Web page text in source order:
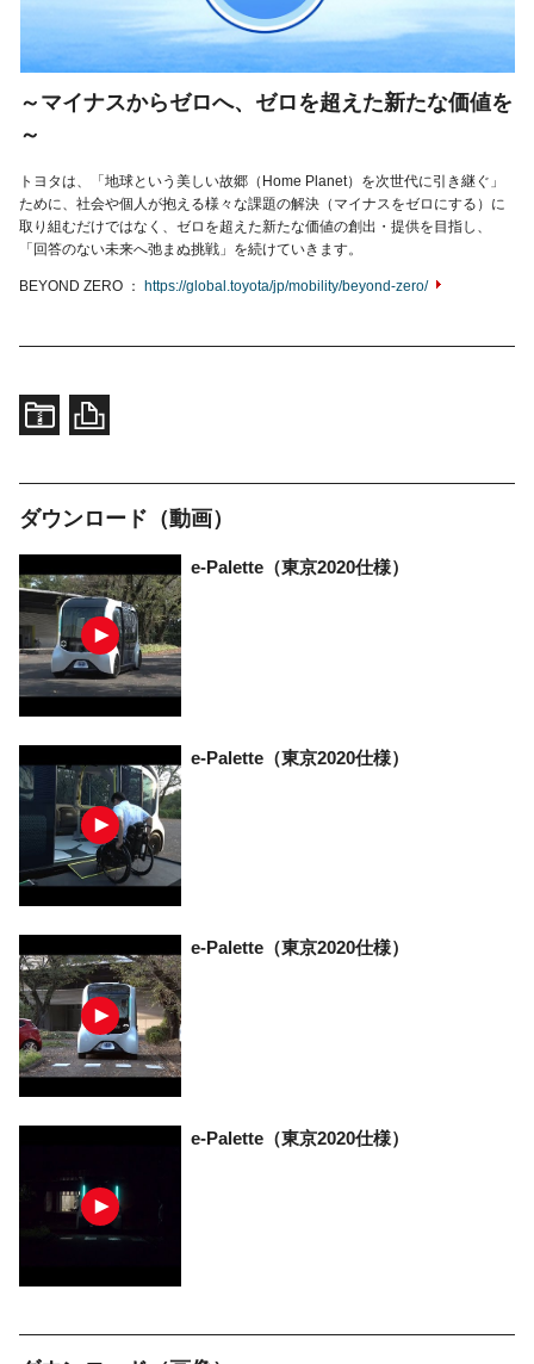
～マイナスからゼロへ、ゼロを超えた新たな価値を
～
トヨタは、「地球という美しい故郷（Home Planet）を次世代に引き継ぐ」
ために、社会や個人が抱える様々な課題の解決（マイナスをゼロにする）に
取り組むだけではなく、ゼロを超えた新たな価値の創出・提供を目指し、
「回答のない未来へ弛まぬ挑戦」を続けていきます。
BEYOND ZERO https://global.toyota/jp/mobility/beyond-zero/
ダウンロード（動画）
e-Palette（東京2020仕様）
e-Palette（東京2020仕様）
e-Palette（東京2020仕様）
e-Palette（東京2020仕様）